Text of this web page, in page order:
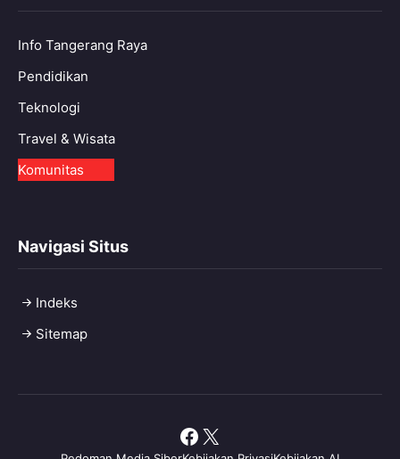
Info Tangerang Raya
Pendidikan
Teknologi
Travel & Wisata
Komunitas
Navigasi Situs
Indeks
Sitemap
Facebook
X